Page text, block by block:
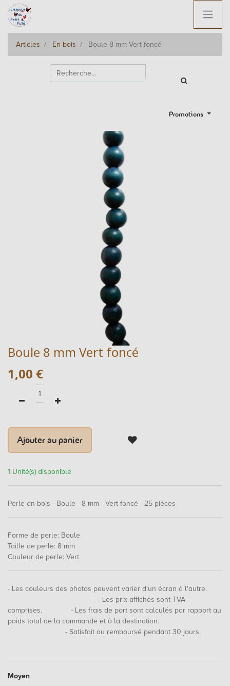
Articles En bois Boule 8 mm Vert foncé
Promotions
Boule 8 mm Vert foncé
1,00 €
Ajouter au panier
1 Unité(s) disponible
Perle en bois - Boule - 8 mm - Vert foncé - 25 pièces
Forme de perle: Boule
Taille de perle: 8 mm
Couleur de perle: Vert
- Les couleurs des photos peuvent varier d'un écran à l'autre.
- Les prix affichés sont TVA
comprises. - Les frais de port sont calculés par rapport au
poids total de la commande et à la destination.
- Satisfait ou remboursé pendant 30 jours.
Moyen